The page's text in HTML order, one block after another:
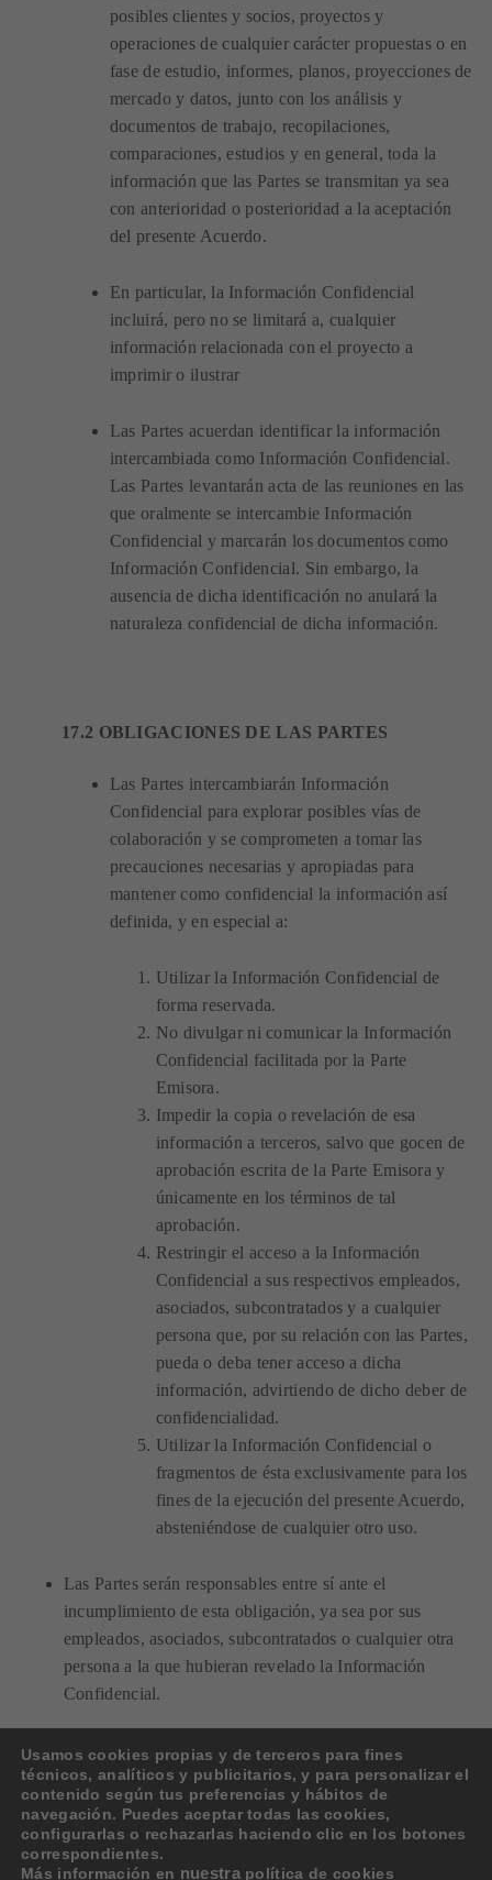
posibles clientes y socios, proyectos y
operaciones de cualquier carácter propuestas o en
fase de estudio, informes, planos, proyecciones de
mercado y datos, junto con los análisis y
documentos de trabajo, recopilaciones,
comparaciones, estudios y en general, toda la
información que las Partes se transmitan ya sea
con anterioridad o posterioridad a la aceptación
del presente Acuerdo.
En particular, la Información Confidencial
incluirá, pero no se limitará a, cualquier
información relacionada con el proyecto a
imprimir o ilustrar
Las Partes acuerdan identificar la información
intercambiada como Información Confidencial.
Las Partes levantarán acta de las reuniones en las
que oralmente se intercambie Información
Confidencial y marcarán los documentos como
Información Confidencial. Sin embargo, la
ausencia de dicha identificación no anulará la
naturaleza confidencial de dicha información.
17.2 OBLIGACIONES DE LAS PARTES
Las Partes intercambiarán Información
Confidencial para explorar posibles vías de
colaboración y se comprometen a tomar las
precauciones necesarias y apropiadas para
mantener como confidencial la información así
definida, y en especial a:
Utilizar la Información Confidencial de
forma reservada.
No divulgar ni comunicar la Información
Confidencial facilitada por la Parte
Emisora.
Impedir la copia o revelación de esa
información a terceros, salvo que gocen de
aprobación escrita de la Parte Emisora y
únicamente en los términos de tal
aprobación.
Restringir el acceso a la Información
Confidencial a sus respectivos empleados,
asociados, subcontratados y a cualquier
persona que, por su relación con las Partes,
pueda o deba tener acceso a dicha
información, advirtiendo de dicho deber de
confidencialidad.
Utilizar la Información Confidencial o
fragmentos de ésta exclusivamente para los
fines de la ejecución del presente Acuerdo,
absteniéndose de cualquier otro uso.
Las Partes serán responsables entre sí ante el
incumplimiento de esta obligación, ya sea por sus
empleados, asociados, subcontratados o cualquier otra
persona a la que hubieran revelado la Información
Confidencial.
En caso de que exista legislación vigente en materia de
protección de datos de carácter personal, las Partes
declaran su reconocimiento y respeto hacia la misma.
Usamos cookies propias y de terceros para fines
técnicos, analíticos y publicitarios, y para personalizar el
contenido según tus preferencias y hábitos de
navegación. Puedes aceptar todas las cookies,
configurarlas o rechazarlas haciendo clic en los botones
correspondientes.
Más información en nuestra política de cookies